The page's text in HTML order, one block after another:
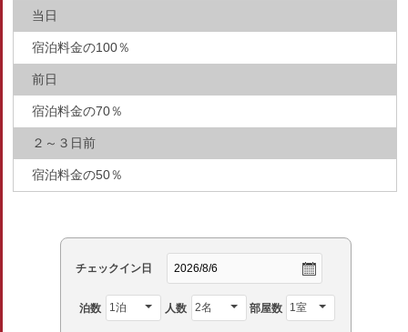
当日
宿泊料金の100％
前日
宿泊料金の70％
２～３日前
宿泊料金の50％
チェックイン日
泊数 人数 部屋数